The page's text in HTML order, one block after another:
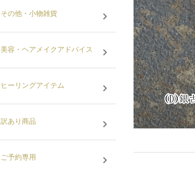
その他・小物雑貨
美容・ヘアメイクアドバイス
ヒーリングアイテム
訳あり商品
ご予約専用